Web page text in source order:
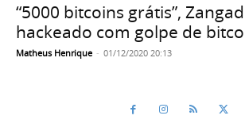
“5000 bitcoins grátis”,
hackeado com golpe de
Matheus Henrique - 01/12/2020 20:13